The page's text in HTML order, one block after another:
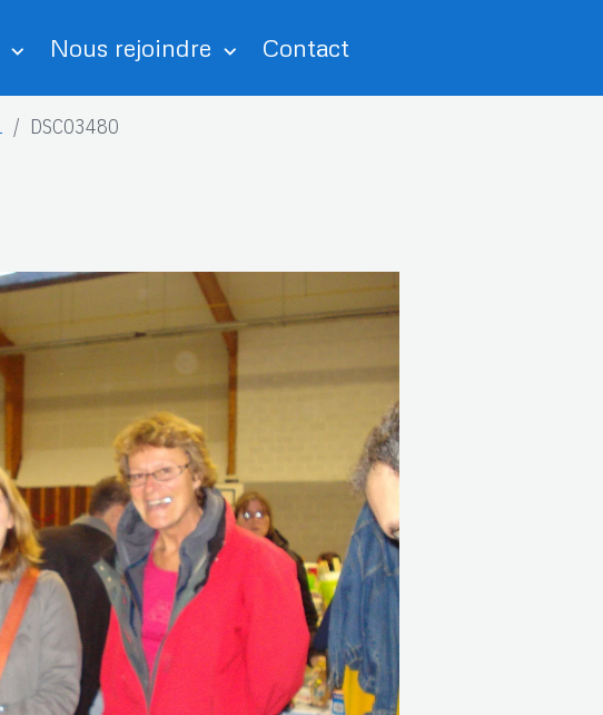
Nous rejoindre Contact
DSC03480